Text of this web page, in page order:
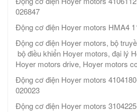
026847
Động cơ điện Hoyer motors HMA4
Động cơ điện Hoyer motors, bộ
bộ điều khiển Hoyer motors, đại lý
Hoyer motors drive, Hoyer motors
Động cơ điện Hoyer motors
020023
Động cơ điện Hoyer motors